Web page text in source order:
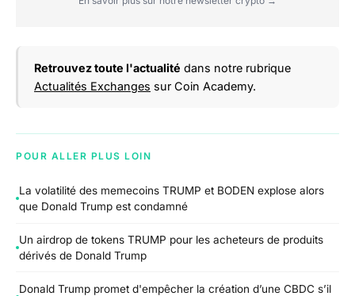
Retrouvez toute l'actualité dans notre rubrique
Actualités Exchanges sur Coin Academy.
POUR ALLER PLUS LOIN
La volatilité des memecoins TRUMP et BODEN explose alors
que Donald Trump est condamné
Un airdrop de tokens TRUMP pour les acheteurs de produits
dérivés de Donald Trump
Donald Trump promet d'empêcher la création d’une CBDC s’il